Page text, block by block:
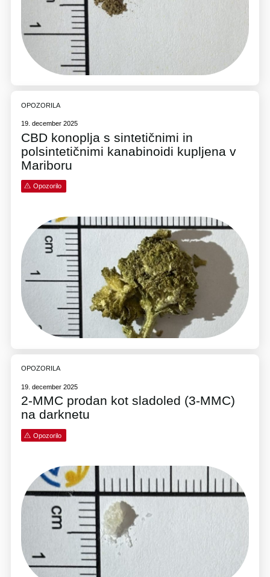
OPOZORILA
19. december 2025
CBD konoplja s sintetičnimi in
polsintetičnimi kanabinoidi kupljena v
Mariboru
Opozorilo
OPOZORILA
19. december 2025
2-MMC prodan kot sladoled (3-MMC)
na darknetu
Opozorilo